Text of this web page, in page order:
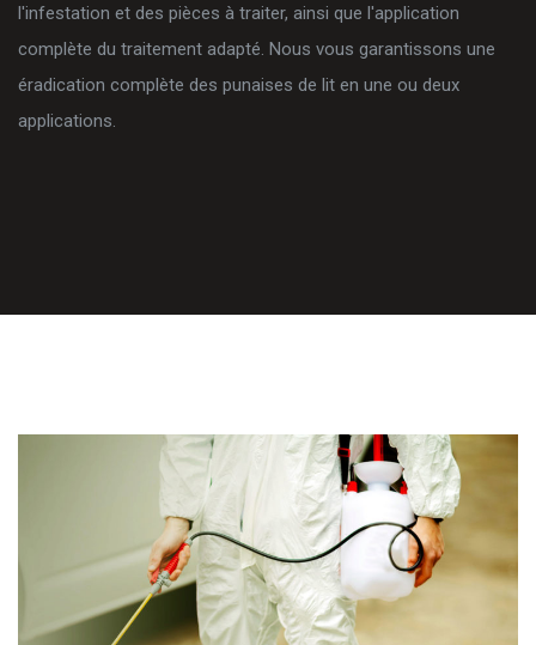
l'infestation et des pièces à traiter, ainsi que l'application
complète du traitement adapté. Nous vous garantissons une
éradication complète des punaises de lit en une ou deux
applications.